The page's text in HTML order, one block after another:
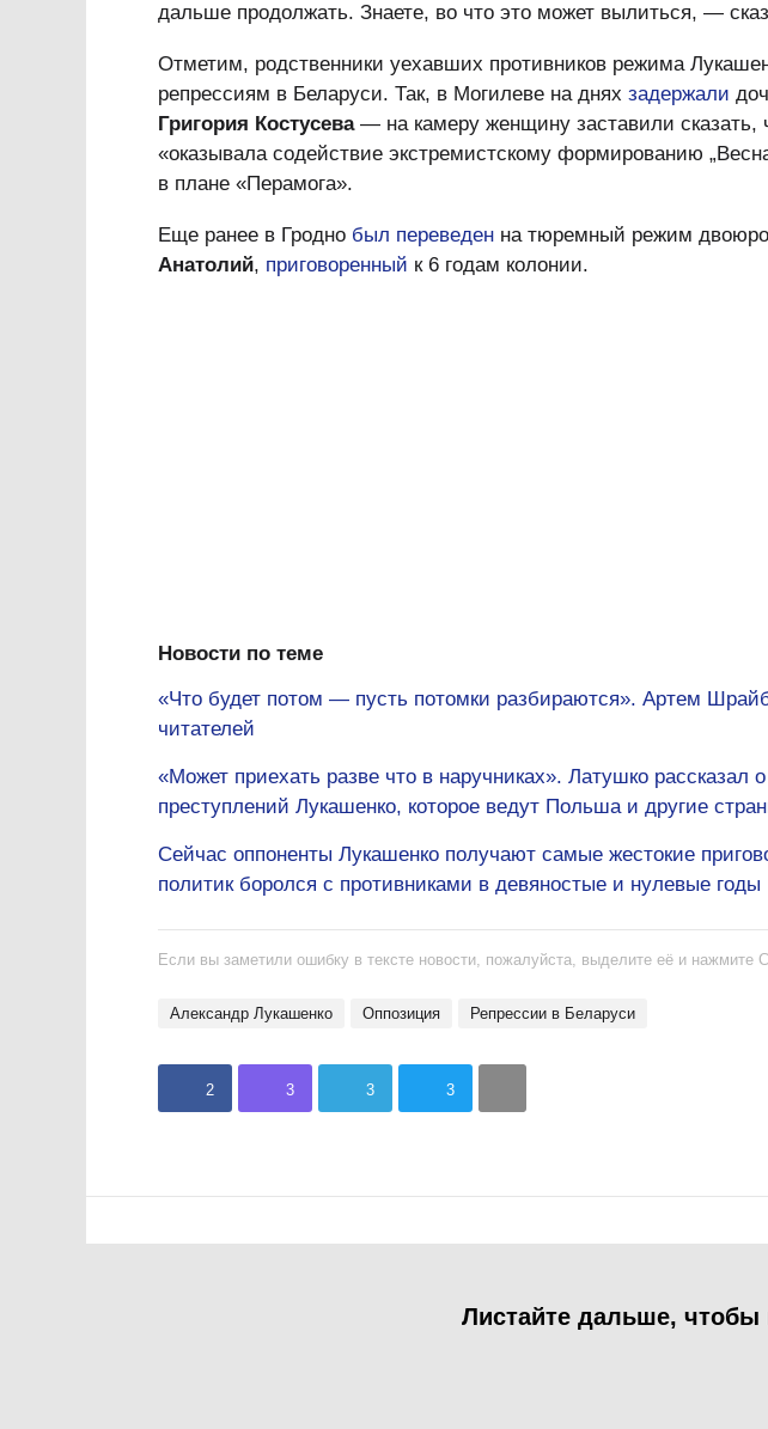
дальше продолжать. Знаете, во что это может вылиться, —
Отметим, родственники уехавших противников режима
репрессиям в Беларуси. Так, в Могилеве на днях задержали
Григория Костусева— на камеру женщину заставили сказать,
«оказывала содействие экстремистскому формированию
в плане «Перамога».
Еще ранее в Гродно был переведен на тюремный режим
Анатолий, приговоренный к 6 годам колонии.
Новости по теме
«Что будет потом — пусть потомки разбираются». Артем
читателей
«Может приехать разве что в наручниках». Латушко рассказал
преступлений Лукашенко, которое ведут Польша и другие
Сейчас оппоненты Лукашенко получают самые жестокие
политик боролся с противниками в девяностые и нулевые годы
Если вы заметили ошибку в тексте новости, пожалуйста, выделите её и нажмите
Александр Лукашенко оппозиция репрессии в Беларуси
2 3 3 3
Листайте дальше,